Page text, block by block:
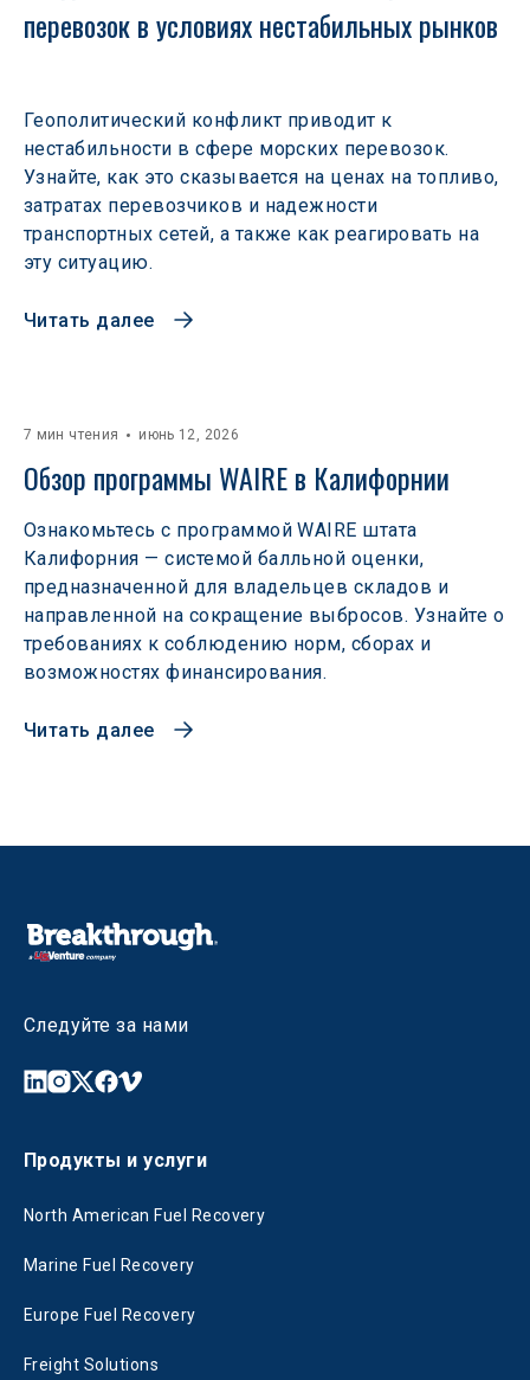
перевозок в условиях нестабильных рынков
Геополитический конфликт приводит к
нестабильности в сфере морских перевозок.
Узнайте, как это сказывается на ценах на топливо,
затратах перевозчиков и надежности
транспортных сетей, а также как реагировать на
эту ситуацию.
Читать далее
7 мин чтения июнь 12, 2026
Обзор программы WAIRE в Калифорнии
Ознакомьтесь с программой WAIRE штата
Калифорния — системой балльной оценки,
предназначенной для владельцев складов и
направленной на сокращение выбросов. Узнайте о
требованиях к соблюдению норм, сборах и
возможностях финансирования.
Читать далее
Следуйте за нами
Продукты и услуги
North American Fuel Recovery
Marine Fuel Recovery
Europe Fuel Recovery
Freight Solutions